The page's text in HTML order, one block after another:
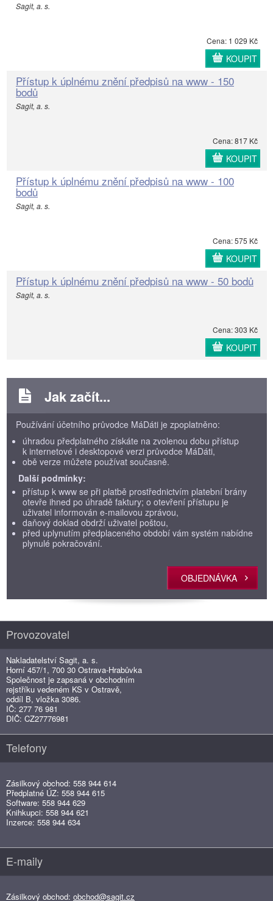
Sagit, a. s.
Cena: 1 029 Kč
KOUPIT
Přístup k úplnému znění předpisů na www - 150
bodů
Sagit, a. s.
Cena: 817 Kč
KOUPIT
Přístup k úplnému znění předpisů na www - 100
bodů
Sagit, a. s.
Cena: 575 Kč
KOUPIT
Přístup k úplnému znění předpisů na www - 50 bodů
Sagit, a. s.
Cena: 303 Kč
KOUPIT
Jak začít...
Používání účetního průvodce MáDáti je zpoplatněno:
úhradou předplatného získáte na zvolenou dobu přístup
k internetové i desktopové verzi průvodce MáDáti,
obě verze můžete používat současně.
Další podmínky:
přístup k www se při platbě prostřednictvím platební brány
otevře ihned po úhradě faktury; o otevření přístupu je
uživatel informován e-mailovou zprávou,
daňový doklad obdrží uživatel poštou,
před uplynutím předplaceného období vám systém nabídne
plynulé pokračování.
OBJEDNÁVKA
Provozovatel
Nakladatelství Sagit, a. s.
Horní 457/1, 700 30 Ostrava-Hrabůvka
Společnost je zapsaná v obchodním
rejstříku vedeném KS v Ostravě,
oddíl B, vložka 3086.
IČ: 277 76 981
DIČ: CZ27776981
Telefony
Zásilkový obchod: 558 944 614
Předplatné ÚZ: 558 944 615
Software: 558 944 629
Knihkupci: 558 944 621
Inzerce: 558 944 634
E-maily
Zásilkový obchod: obchod@sagit.cz